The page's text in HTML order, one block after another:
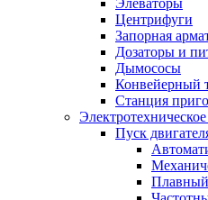
Центрифуги
Запорная
Дозаторы и
Дымососы
Конвейерный
Станция
Пуск